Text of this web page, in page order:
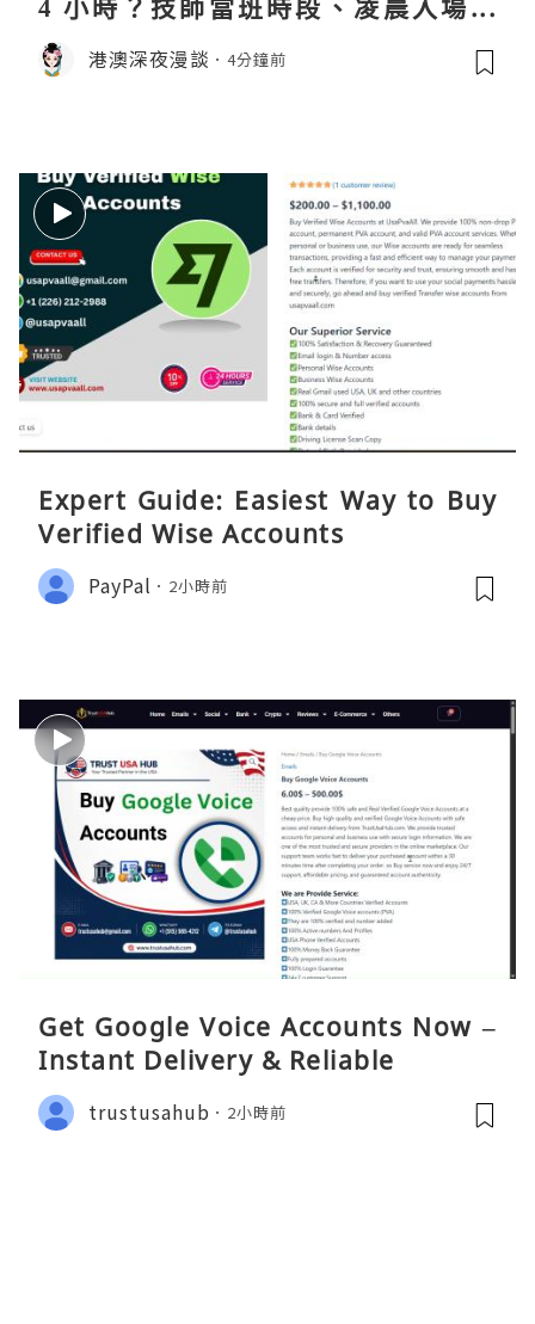
4 小時？技師當班時段、凌晨入場流
程、過夜安排一次過講清
港澳深夜漫談 4分鐘前
Expert Guide: Easiest Way to Buy
Verified Wise Accounts
PayPal 2小時前
Get Google Voice Accounts Now –
Instant Delivery & Reliable
trustusahub 2小時前